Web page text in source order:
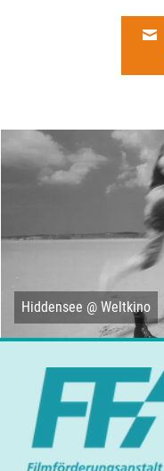
Hiddensee @ Weltkino